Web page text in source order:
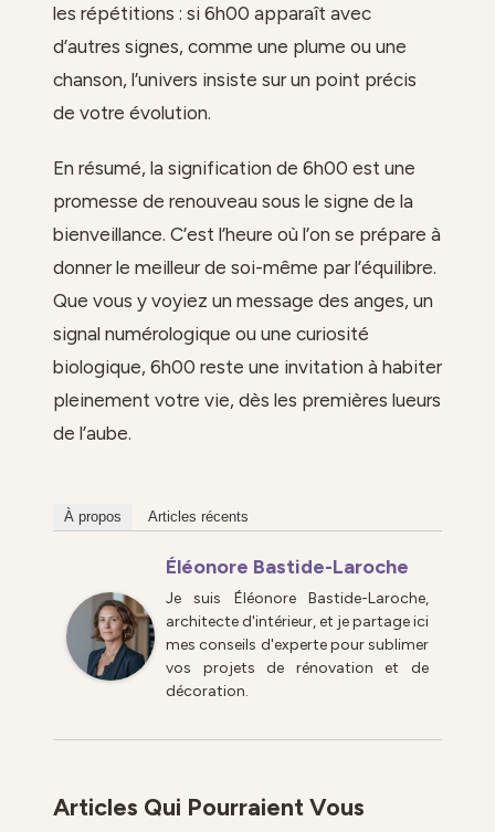
les répétitions : si 6h00 apparaît avec
d’autres signes, comme une plume ou une
chanson, l’univers insiste sur un point précis
de votre évolution.
En résumé, la signification de 6h00 est une
promesse de renouveau sous le signe de la
bienveillance. C’est l’heure où l’on se prépare à
donner le meilleur de soi-même par l’équilibre.
Que vous y voyiez un message des anges, un
signal numérologique ou une curiosité
biologique, 6h00 reste une invitation à habiter
pleinement votre vie, dès les premières lueurs
de l’aube.
À propos Articles récents
Éléonore Bastide-Laroche
Je suis Éléonore Bastide-Laroche,
architecte d'intérieur, et je partage ici
mes conseils d'experte pour sublimer
vos projets de rénovation et de
décoration.
Articles Qui Pourraient Vous